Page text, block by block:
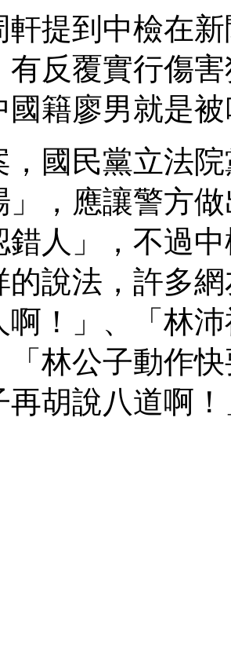
軒提到中檢在
有反覆實行傷
國籍廖男就是
，國民黨立法
」，應讓警方
錯人」，不過
的說法，許多
啊！」、「林
「林公子動作
再胡說八道啊